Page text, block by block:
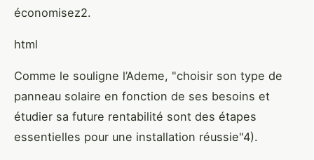
économisez2.
html
Comme le souligne l’Ademe, "choisir son type de
panneau solaire en fonction de ses besoins et
étudier sa future rentabilité sont des étapes
essentielles pour une installation réussie"4).